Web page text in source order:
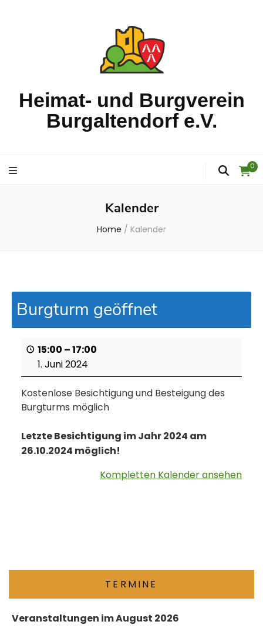
Heimat- und Burgverein
Burgaltendorf e.V.
0
Kalender
Home / Kalender
Burgturm geöffnet
15:00 –17:00
1. Juni 2024
Kostenlose Besichtigung und Besteigung des
Burgturms möglich
Letzte Besichtigung im Jahr 2024 am
26.10.2024 möglich!
Kompletten Kalender ansehen
TERMINE
Veranstaltungen im August 2026